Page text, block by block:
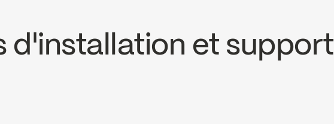
d'installation et support